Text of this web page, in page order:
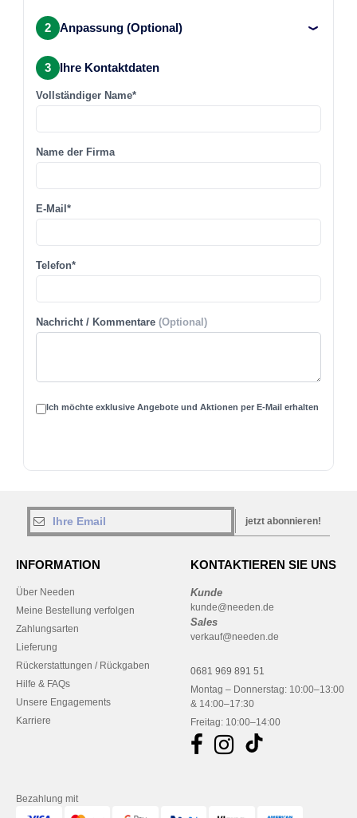
2 Anpassung (Optional)
3 Ihre Kontaktdaten
Vollständiger Name*
Name der Firma
E-Mail*
Telefon*
Nachricht / Kommentare(Optional)
Ich möchte exklusive Angebote und Aktionen per E-Mail erhalten
jetzt abonnieren!
INFORMATION
Über Needen
Meine Bestellung verfolgen
Zahlungsarten
Lieferung
Rückerstattungen / Rückgaben
Hilfe & FAQs
Unsere Engagements
Karriere
KONTAKTIEREN SIE UNS
Kunde
kunde@needen.de
Sales
verkauf@needen.de
0681 969 891 51
Montag – Donnerstag: 10:00–13:00
& 14:00–17:30
Freitag: 10:00–14:00
Bezahlung mit